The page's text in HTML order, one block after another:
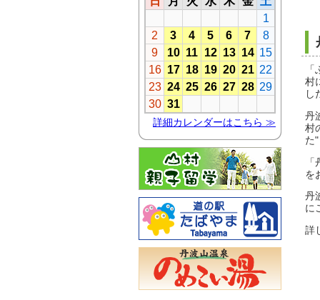
村
し
丹
村
た
を
丹
に
詳